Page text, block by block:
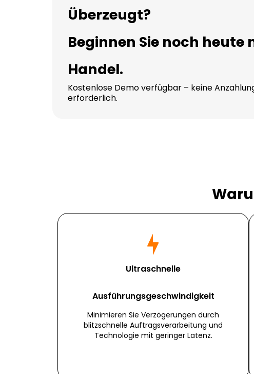
Überzeugt?
Beginnen Sie noch heute
Handel.
Kostenlose Demo verfügbar – keine
erforderlich.
Ultraschnelle
Ausführungsgeschwindigkeit
Minimieren Sie Verzögerungen durch
blitzschnelle Auftragsverarbeitung und
Technologie mit geringer Latenz.